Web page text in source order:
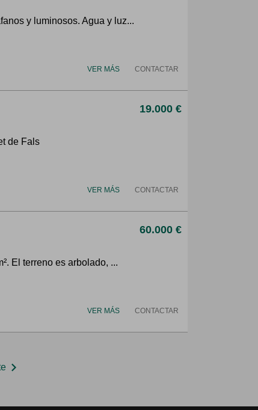
y luminosos. Agua y luz...
CONTACTAR
VER MÁS
19.000 €
de Fals
CONTACTAR
VER MÁS
60.000 €
El terreno es arbolado, ...
CONTACTAR
VER MÁS
chevron_right